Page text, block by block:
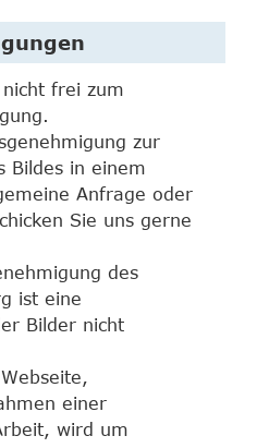
frei zum
zur
Bildes in einem
Anfrage oder
Sie uns gerne
des
ist eine
Bilder nicht
einer
wird um